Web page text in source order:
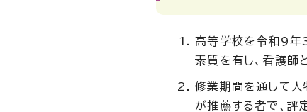
高等学校を令和9年
素質を有し、看護師
修業期間を通して人
が推薦する者で、